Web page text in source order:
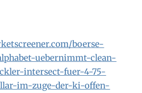
boerse-
uebernimmt-clean-
intersect-fuer-4-75-
im-zuge-der-ki-offen-